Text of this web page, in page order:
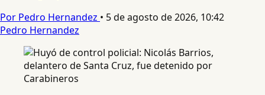
Por Pedro Hernandez • 5 de agosto de 2026, 10:42
Pedro Hernandez